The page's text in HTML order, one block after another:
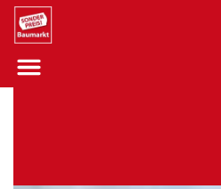
Sounder Preis Logo